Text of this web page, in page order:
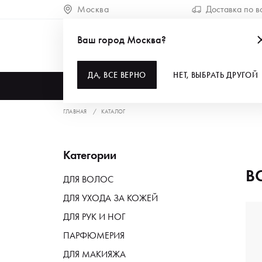
Москва Доставка по
Ваш город Москва?
ДА, ВСЕ ВЕРНО НЕТ, ВЫБРАТЬ ДРУГОЙ
ГЛАВНАЯ КАТАЛОГ
Категории
ДЛЯ ВОЛОС
ДЛЯ УХОДА ЗА КОЖЕЙ
ДЛЯ РУК И НОГ
ПАРФЮМЕРИЯ
ДЛЯ МАКИЯЖА